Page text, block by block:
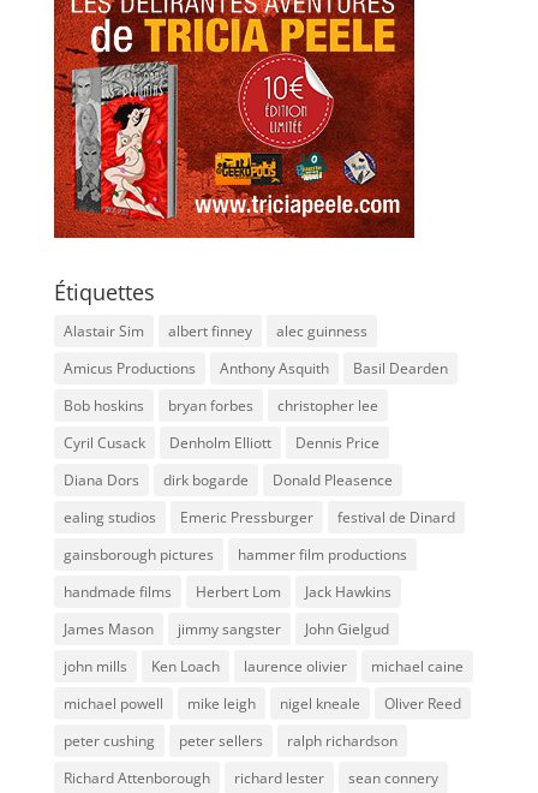
Étiquettes
Alastair Sim albert finney
alec guinness
Amicus Productions
Anthony Asquith
Basil Dearden
Bob hoskins
bryan forbes
christopher lee
Cyril Cusack
Denholm Elliott
Dennis Price
Diana Dors
dirk bogarde
Donald Pleasence
ealing studios
Emeric Pressburger
festival de Dinard
gainsborough pictures
hammer film productions
handmade films
Herbert Lom
Jack Hawkins
James Mason
jimmy sangster
John Gielgud
john mills
Ken Loach laurence olivier
michael caine
michael powell
mike leigh nigel kneale
Oliver Reed
peter cushing
peter sellers
ralph richardson
Richard Attenborough
richard lester
sean connery